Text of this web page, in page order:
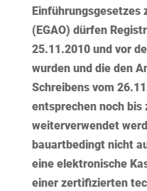
Einführungsgesetzes
(EGAO) dürfen
25.11.2010 und vor
wurden und die den
Schreibens vom
entsprechen noch bis
weiterverwendet
bauartbedingtnicht
eine elektronische
einer zertifizierten